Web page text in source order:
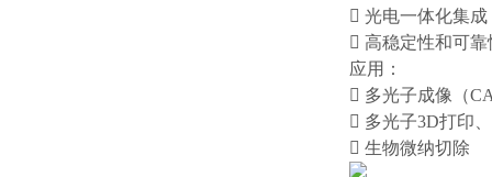
 光电一体化集成
 高稳定性和可靠
应用：
 多光子成像（
 多光子3D打印
 生物微纳切除